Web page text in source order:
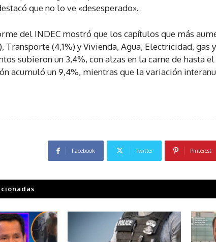
que no lo ve «desesperado».
del INDEC mostró que los capítulos que más
Transporte (4,1%) y Vivienda, Agua, Electricidad,
subieron un 3,4%, con alzas en la carne de hasta
acumuló un 9,4%, mientras que la variación
Facebook Twitter Pinterest